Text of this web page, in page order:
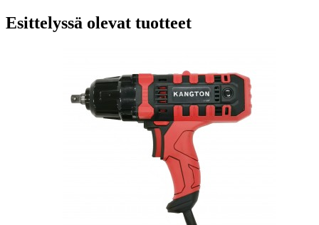
Esittelyssä olevat tuotteet